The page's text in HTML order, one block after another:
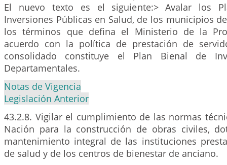
El nuevo texto es el siguiente:> Avalar los
Inversiones Públicas en Salud, de los municipios
los términos que defina el Ministerio de la
acuerdo con la política de prestación de
consolidado constituye el Plan Bienal de
Departamentales.
Notas de Vigencia
Legislación Anterior
43.2.8. Vigilar el cumplimiento de las normas
Nación para la construcción de obras civiles,
mantenimiento integral de las instituciones
de salud y de los centros de bienestar de anciano.